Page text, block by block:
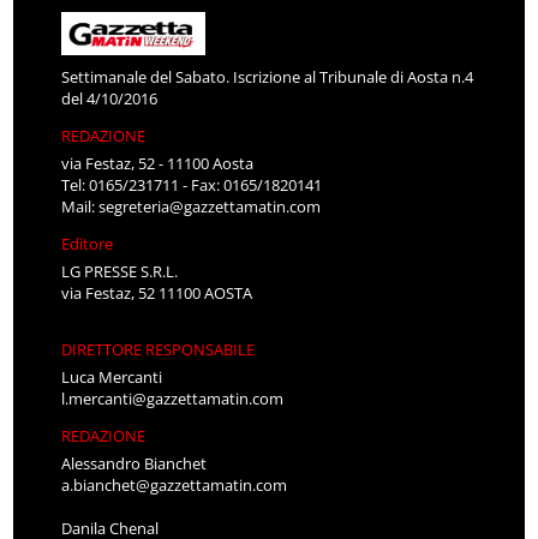
Settimanale del Sabato. Iscrizione al Tribunale di Aosta n.4
del 4/10/2016
REDAZIONE
via Festaz, 52 - 11100 Aosta
Tel: 0165/231711 - Fax: 0165/1820141
Mail:segreteria@gazzettamatin.com
Editore
LG PRESSE S.R.L.
via Festaz, 52 11100 AOSTA
DIRETTORE RESPONSABILE
Luca Mercanti
l.mercanti@gazzettamatin.com
REDAZIONE
Alessandro Bianchet
a.bianchet@gazzettamatin.com
Danila Chenal